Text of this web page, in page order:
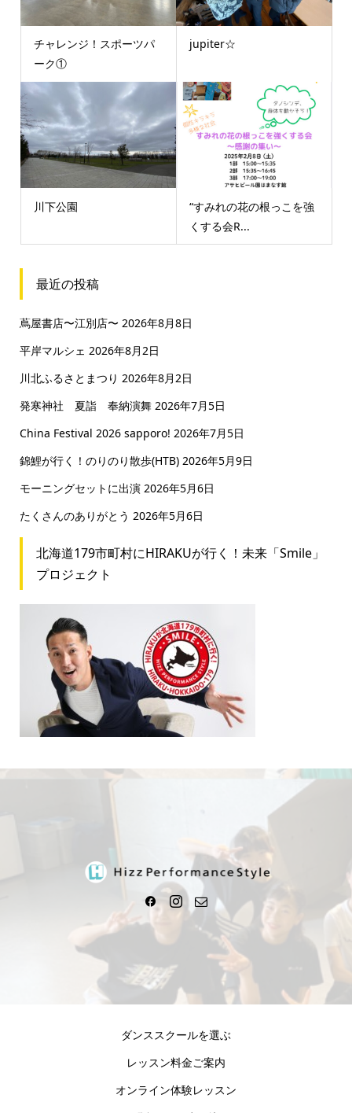
チャレンジ！スポーツパ
ーク①
jupiter☆
川下公園
“すみれの花の根っこを強
くする会R...
最近の投稿
蔦屋書店〜江別店〜 2026年8月8日
平岸マルシェ 2026年8月2日
川北ふるさとまつり 2026年8月2日
発寒神社 夏詣 奉納演舞 2026年7月5日
China Festival 2026 sapporo! 2026年7月5日
錦鯉が行く！のりのり散歩(HTB) 2026年5月9日
モーニングセットに出演 2026年5月6日
たくさんのありがとう 2026年5月6日
北海道179市町村にHIRAKUが行く！未来「Smile」
プロジェクト
ダンススクールを選ぶ
レッスン料金ご案内
オンライン体験レッスン